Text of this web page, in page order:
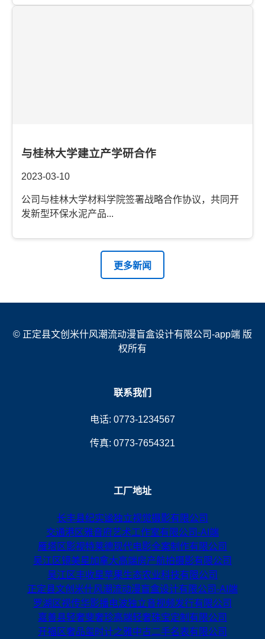
与桂林大学建立产学研合作
2023-03-10
公司与桂林大学材料学院签署战略合作协议，共同开
发新型环保水泥产品...
更多新闻
© 正定县文创米什风潮流动漫盲盒设计有限公司-app端 版
权所有
联系我们
电话: 0773-1234567
传真: 0773-7654321
工厂地址
长丰县纪实谧独立视觉摄影有限公司
交通港区雅音府艺术工作室有限公司-AI端
雁塔区影视特莱德现代电影全案制作有限公司
吴江区镜美星加拿大高端房产航拍摄影有限公司
吴江区丰收星苹果生态农业科技有限公司
正定县文创米什风潮流动漫盲盒设计有限公司-AI端
罗湖区视传华影播电波独立音视频发行有限公司
嘉善县轻奢斐奢珍高端轻奢珠宝定制有限公司
开福区奢品玺时计之雅中古二手名表有限公司